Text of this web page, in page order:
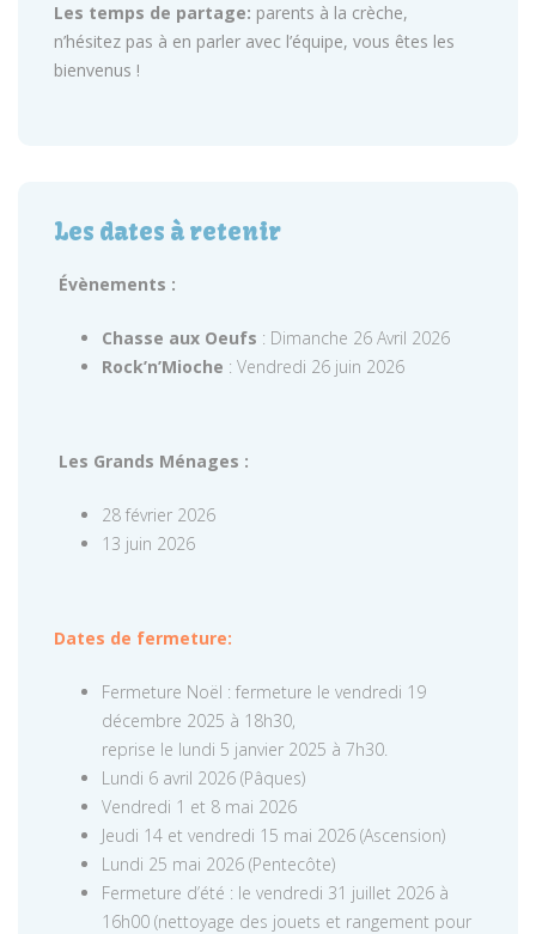
Les temps de partage: parents à la crèche,
n’hésitez pas à en parler avec l’équipe, vous êtes les
bienvenus !
Les dates à retenir
Évènements :
Chasse aux Oeufs : Dimanche 26 Avril 2026
Rock’n’Mioche : Vendredi 26 juin 2026
Les Grands Ménages :
28 février 2026
13 juin 2026
Dates de fermeture:
Fermeture Noël : fermeture le vendredi 19
décembre 2025 à 18h30,
reprise le lundi 5 janvier 2025 à 7h30.
Lundi 6 avril 2026 (Pâques)
Vendredi 1 et 8 mai 2026
Jeudi 14 et vendredi 15 mai 2026 (Ascension)
Lundi 25 mai 2026 (Pentecôte)
Fermeture d’été : le vendredi 31 juillet 2026 à
16h00 (nettoyage des jouets et rangement pour